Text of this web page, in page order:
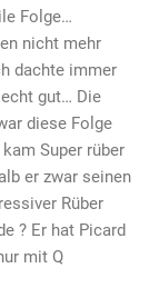
Folge…
nicht mehr
dachte immer
gut… Die
diese Folge
Super rüber
er zwar seinen
Rüber
? Er hat Picard
mit Q